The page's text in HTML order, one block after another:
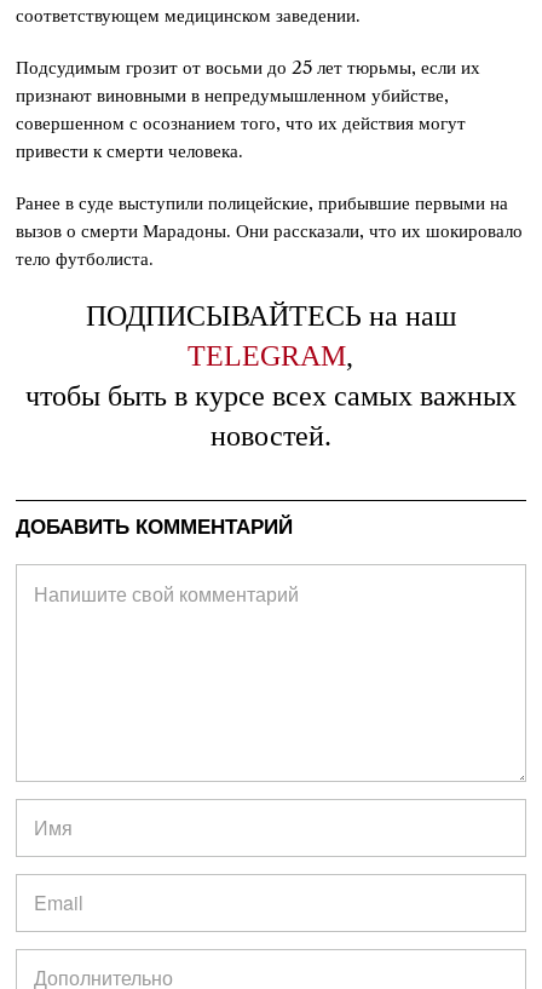
соответствующем медицинском заведении.
Подсудимым грозит от восьми до 25 лет тюрьмы, если их
признают виновными в непредумышленном убийстве,
совершенном с осознанием того, что их действия могут
привести к смерти человека.
Ранее в суде выступили полицейские, прибывшие первыми на
вызов о смерти Марадоны. Они рассказали, что их шокировало
тело футболиста.
ПОДПИСЫВАЙТЕСЬ на наш
TELEGRAM,
чтобы быть в курсе всех самых важных
новостей.
ДОБАВИТЬ КОММЕНТАРИЙ